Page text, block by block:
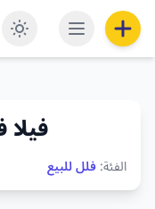
الفئة:فلل للبيع